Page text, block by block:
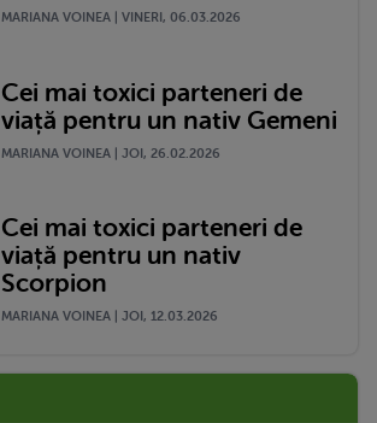
MARIANA VOINEA | VINERI, 06.03.2026
Cei mai toxici parteneri de
viață pentru un nativ Gemeni
MARIANA VOINEA | JOI, 26.02.2026
Cei mai toxici parteneri de
viață pentru un nativ
Scorpion
MARIANA VOINEA | JOI, 12.03.2026